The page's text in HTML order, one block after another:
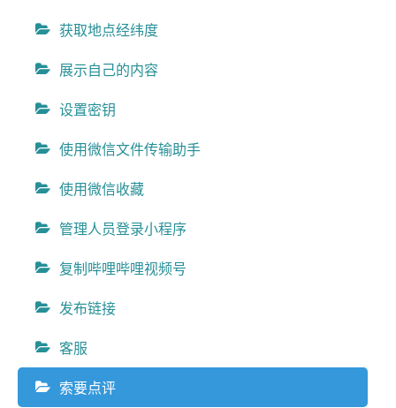
获取地点经纬度
展示自己的内容
设置密钥
使用微信文件传输助手
使用微信收藏
管理人员登录小程序
复制哔哩哔哩视频号
发布链接
客服
索要点评